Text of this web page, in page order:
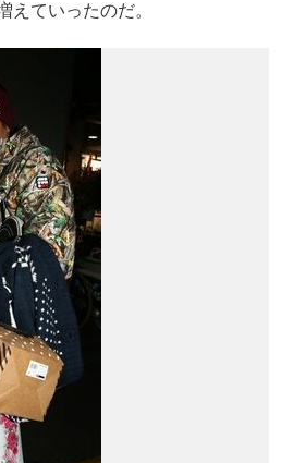
えていったのだ。